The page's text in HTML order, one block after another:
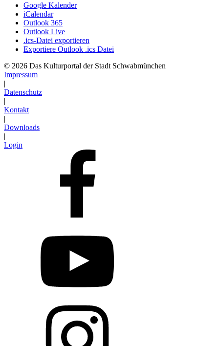
Google Kalender
iCalendar
Outlook 365
Outlook Live
.ics-Datei exportieren
Exportiere Outlook .ics Datei
© 2026 Das Kulturportal der Stadt Schwabmünchen
Impressum
|
Datenschutz
|
Kontakt
|
Downloads
|
Login